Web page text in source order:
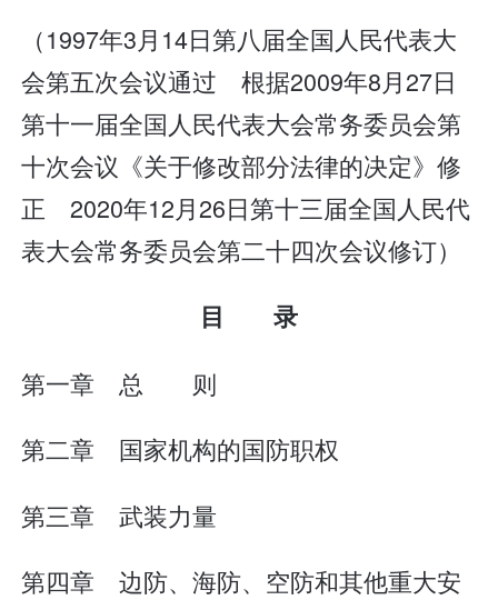
（1997年3月14日第八届全国人民代表大
会第五次会议通过 根据2009年8月27日
第十一届全国人民代表大会常务委员会第
十次会议《关于修改部分法律的决定》修
正 2020年12月26日第十三届全国人民代
表大会常务委员会第二十四次会议修订）
目 录
第一章 总 则
第二章 国家机构的国防职权
第三章 武装力量
第四章 边防、海防、空防和其他重大安